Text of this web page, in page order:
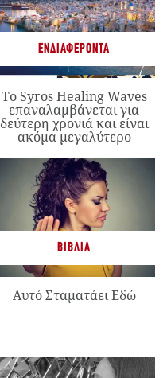
ΕΝΔΙΑΦΈΡΟΝΤΑ
Το Syros Healing Waves
επαναλαμβάνεται για
δεύτερη χρονιά και είναι
ακόμα μεγαλύτερο
ΒΙΒΛΊΑ
Αυτό Σταματάει Εδώ